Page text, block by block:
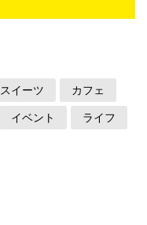
スイーツ カフェ
イベント ライフ